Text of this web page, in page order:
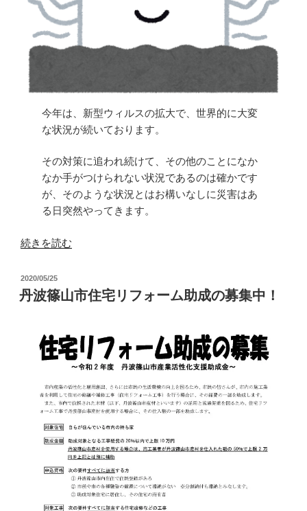
今年は、新型ウィルスの拡大で、世界的に大変
な状況が続いております。
その対策に追われ続けて、その他のことになか
なか手がつけられない状況であるのは確かです
が、そのような状況とはお構いなしに災害はあ
る日突然やってきます。
“住
い
の
続きを読む
投
稿
日:
2020/05/25
丹波篠山市住宅リフォーム助成の募集中！